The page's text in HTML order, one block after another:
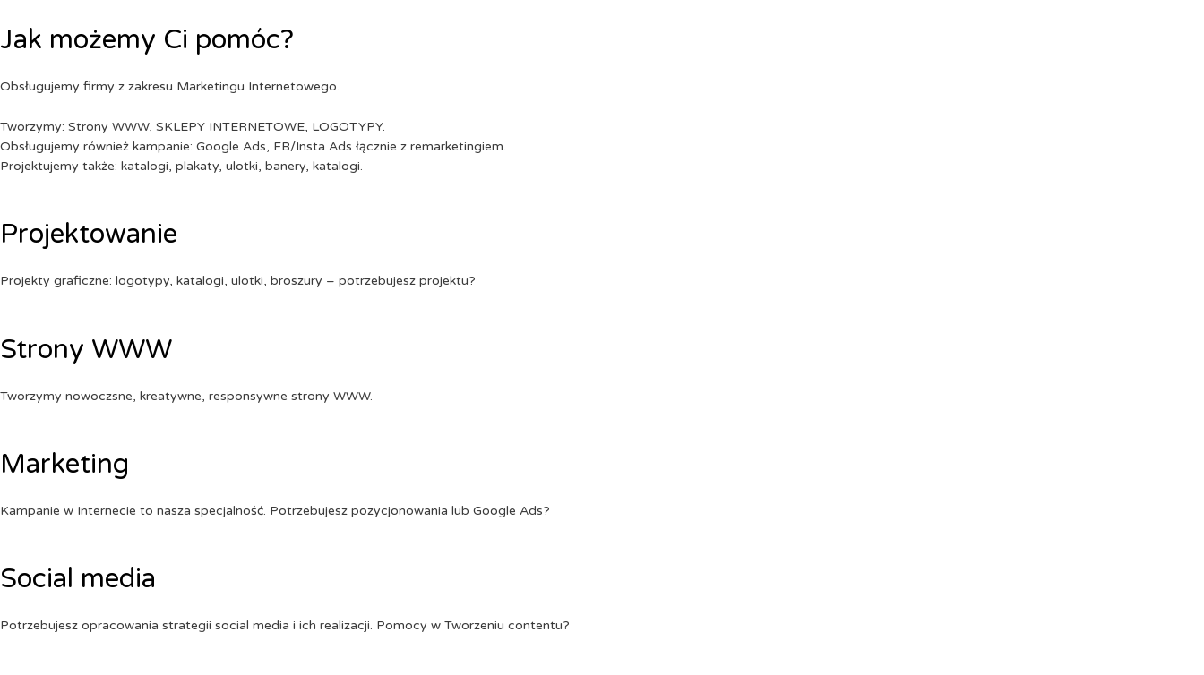
Jak możemy Ci pomóc?
Obsługujemy firmy z zakresu Marketingu Internetowego.
Tworzymy: Strony WWW, SKLEPY INTERNETOWE, LOGOTYPY.
Obsługujemy również kampanie: Google Ads, FB/Insta Ads łącznie z remarketingiem.
Projektujemy także: katalogi, plakaty, ulotki, banery, katalogi.
Projektowanie
Projekty graficzne: logotypy, katalogi, ulotki, broszury – potrzebujesz projektu?
Strony WWW
Tworzymy nowoczsne, kreatywne, responsywne strony WWW.
Marketing
Kampanie w Internecie to nasza specjalność. Potrzebujesz pozycjonowania lub Google Ads?
Social media
Potrzebujesz opracowania strategii social media i ich realizacji. Pomocy w Tworzeniu contentu?